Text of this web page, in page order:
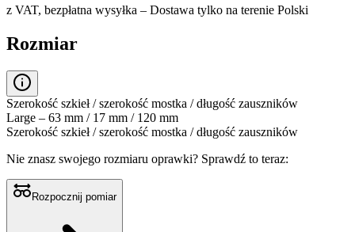
z VAT, bezpłatna wysyłka – Dostawa tylko na terenie Polski
Rozmiar
Szerokość szkieł / szerokość mostka / długość zauszników
Large – 63 mm / 17 mm / 120 mm
Szerokość szkieł / szerokość mostka / długość zauszników
Nie znasz swojego rozmiaru oprawki? Sprawdź to teraz:
Rozpocznij pomiar